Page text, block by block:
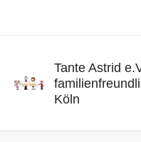
Tante Astrid
Köln